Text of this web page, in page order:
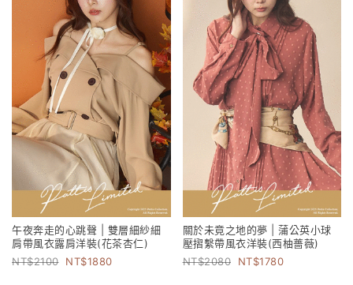
午夜奔走的心跳聲 | 雙層細紗細
肩帶風衣露肩洋裝(花茶杏仁)
2100
1880
關於未竟之地的夢 | 蒲公英小球
壓摺繫帶風衣洋裝(西柚薔薇)
2080
1780